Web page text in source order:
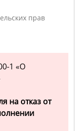
прав
1 «О
на отказ от